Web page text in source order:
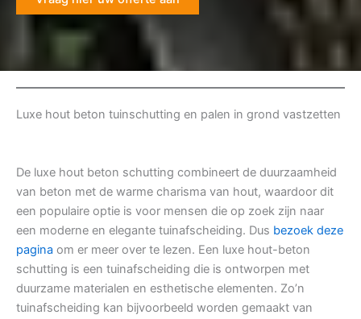
Luxe hout beton tuinschutting en palen in grond vastzetten
De luxe hout beton schutting combineert de duurzaamheid
van beton met de warme charisma van hout, waardoor dit
een populaire optie is voor mensen die op zoek zijn naar
een moderne en elegante tuinafscheiding. Dus bezoek deze
pagina om er meer over te lezen. Een luxe hout-beton
schutting is een tuinafscheiding die is ontworpen met
duurzame materialen en esthetische elementen. Zo’n
tuinafscheiding kan bijvoorbeeld worden gemaakt van